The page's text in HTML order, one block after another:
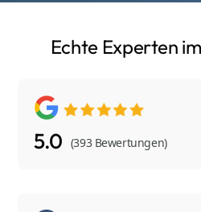
Echte Experten
5.0 (393 Bewertungen)